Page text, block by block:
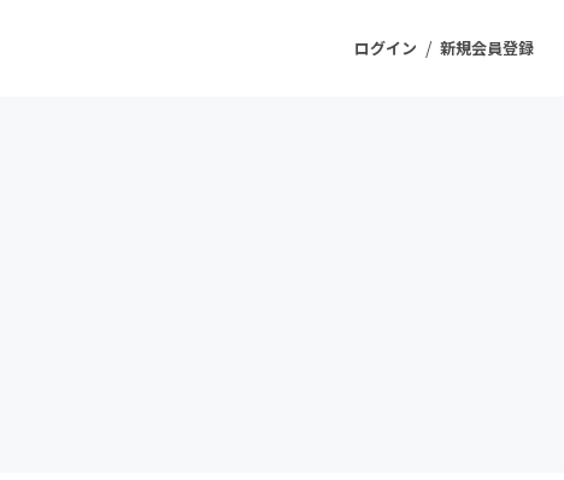
ログイン / 新規会員登録